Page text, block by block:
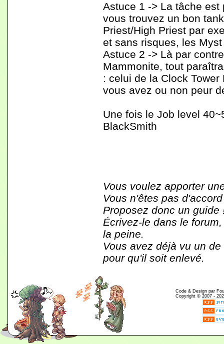
Astuce 1 -> La tâche
vous trouvez un bon
Priest/High Priest par
et sans risques, les
Astuce 2 -> Là par
Mammonite, tout
: celui de la Clock
vous avez ou non peur
Une fois le Job level
BlackSmith
Vous voulez apporter
Vous n'êtes pas
Proposez donc un guide
Écrivez-le dans le
la peine.
Vous avez déjà vu un
pour qu'il soit enlevé.
Code & Design par
Copyright © 2007 -